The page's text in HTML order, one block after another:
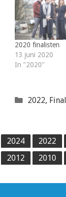
2020 finalisten
13 juni 2020
In "2020"
2022,
2024 2022
2012
2010